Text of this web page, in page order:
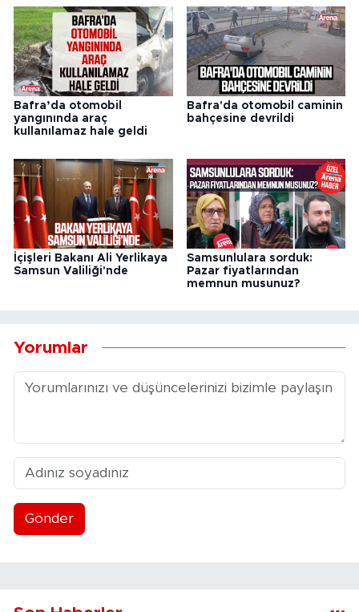
Bafra’da otomobil
yangınında araç
kullanılamaz hale geldi
Bafra'da otomobil caminin
bahçesine devrildi
İçişleri Bakanı Ali Yerlikaya
Samsun Valiliği'nde
Samsunlulara sorduk:
Pazar fiyatlarından
memnun musunuz?
Yorumlar
Gönder